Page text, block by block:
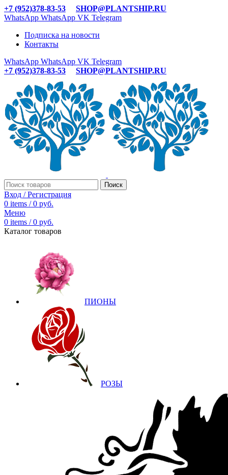
+7 (952)378-83-53
SHOP@PLANTSHIP.RU
WhatsApp WhatsApp VK Telegram
Подписка на новости
Контакты
WhatsApp WhatsApp VK Telegram
+7 (952)378-83-53
SHOP@PLANTSHIP.RU
Поиск
Вход / Регистрация
0 items / 0 руб.
Меню
0 items / 0 руб.
Каталог товаров
ПИОНЫ
РОЗЫ